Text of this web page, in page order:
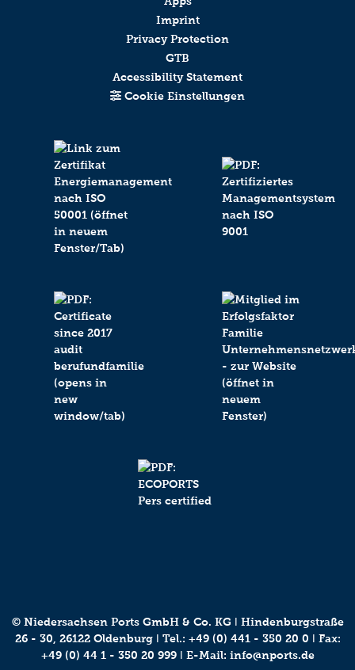
Friendly
Imprint
Privacy Protection
GTB
Accessibility Statement
Cookie Einstellungen
© Niedersachsen Ports GmbH & Co. KG ǀ Hindenburgstraße
26 - 30, 26122 Oldenburg ǀ Tel.: +49 (0) 441 - 350 20 0 ǀ Fax:
+49 (0) 44 1 - 350 20 999 ǀ E-Mail: info@nports.de